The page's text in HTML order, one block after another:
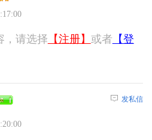
，请选择 【注册】 或者 【登
发私信